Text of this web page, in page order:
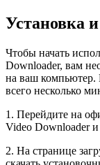
Установка
Чтобы начать
Downloader, вам
на ваш компьютер.
всего несколько
1. Перейдите на
Video Downloader и
2. На странице